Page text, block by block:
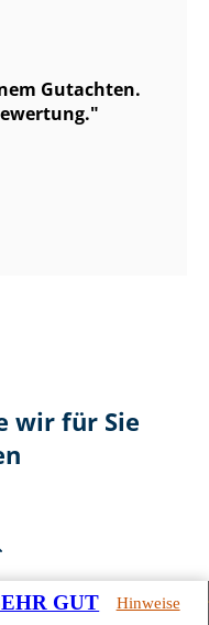
Gutachten.
wir für Sie
GUT Hinweise